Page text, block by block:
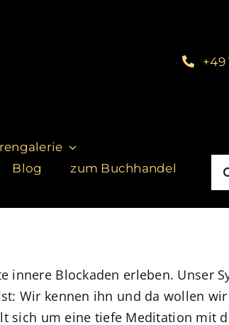
+49
Blog
zum Buchhandel
innere Blockaden erleben. Unser
Wir kennen ihn und da wollen
sich um eine tiefe Meditation mit